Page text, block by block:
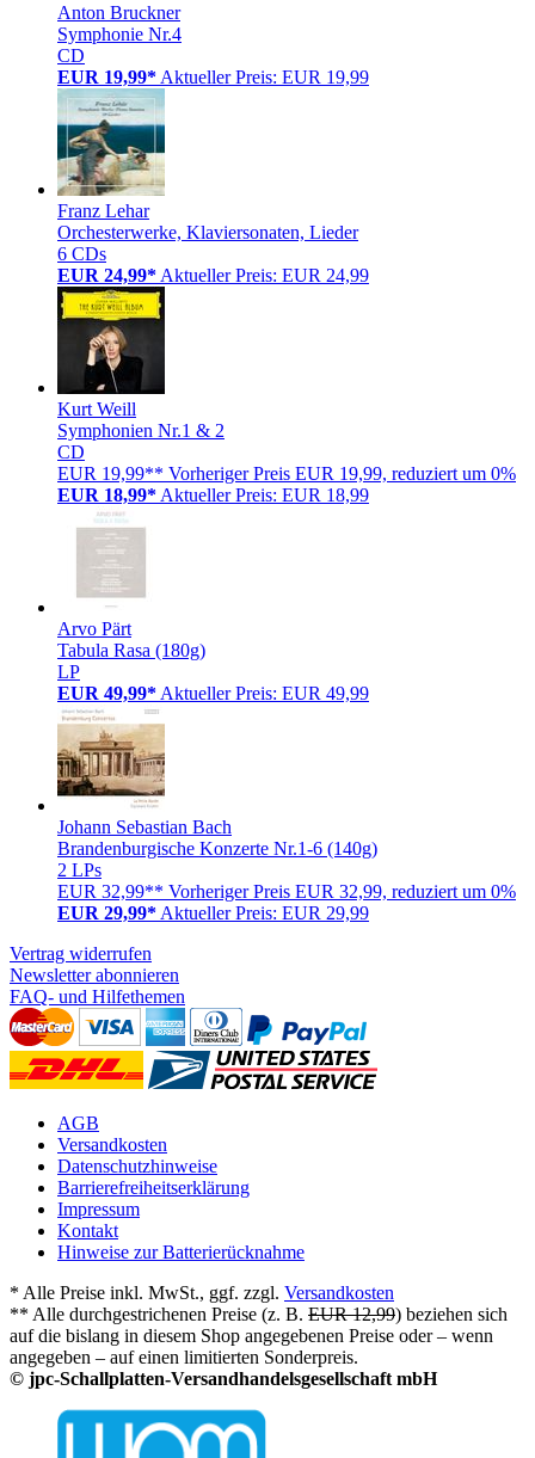
Anton Bruckner
Symphonie Nr.4
CD
EUR 19,99* Aktueller Preis: EUR 19,99
Franz Lehar
Orchesterwerke, Klaviersonaten, Lieder
6 CDs
EUR 24,99* Aktueller Preis: EUR 24,99
Kurt Weill
Symphonien Nr.1 & 2
CD
EUR 19,99** Vorheriger Preis EUR 19,99, reduziert um 0%
EUR 18,99* Aktueller Preis: EUR 18,99
Arvo Pärt
Tabula Rasa (180g)
LP
EUR 49,99* Aktueller Preis: EUR 49,99
Johann Sebastian Bach
Brandenburgische Konzerte Nr.1-6 (140g)
2 LPs
EUR 32,99** Vorheriger Preis EUR 32,99, reduziert um 0%
EUR 29,99* Aktueller Preis: EUR 29,99
Vertrag widerrufen
Newsletter abonnieren
FAQ- und Hilfethemen
AGB
Versandkosten
Datenschutzhinweise
Barrierefreiheitserklärung
Impressum
Kontakt
Hinweise zur Batterierücknahme
* Alle Preise inkl. MwSt., ggf. zzgl. Versandkosten
** Alle durchgestrichenen Preise (z. B. EUR 12,99) beziehen sich
auf die bislang in diesem Shop angegebenen Preise oder – wenn
angegeben – auf einen limitierten Sonderpreis.
© jpc-Schallplatten-Versandhandelsgesellschaft mbH